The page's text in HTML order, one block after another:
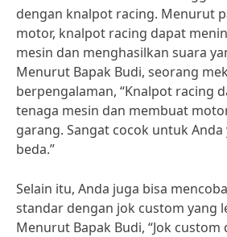
dengan knalpot racing. Menurut
motor, knalpot racing dapat
mesin dan menghasilkan suara
Menurut Bapak Budi, seorang
berpengalaman, “Knalpot racing
tenaga mesin dan membuat
garang. Sangat cocok untuk
beda.”
Selain itu, Anda juga bisa
standar dengan jok custom yang
Menurut Bapak Budi, “Jok